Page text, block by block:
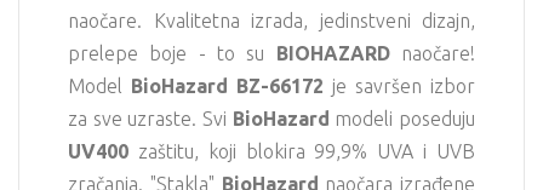
naočare. Kvalitetna izrada, jedinstveni dizajn,
prelepe boje - to su BIOHAZARDnaočare!
Model BioHazard BZ-66172 je savršen izbor
za sve uzraste. Svi BioHazard modeli poseduju
UV400 zaštitu, koji blokira 99,9% UVA i UVB
zračanja. "Stakla" BioHazard naočara izrađene